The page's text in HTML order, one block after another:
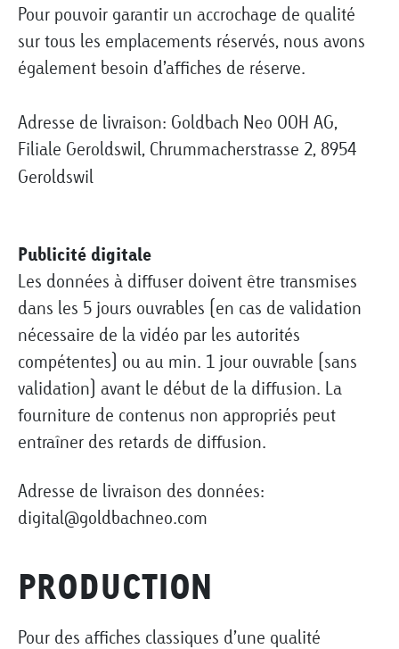
Pour pouvoir garantir un accrochage de qualité
sur tous les emplacements réservés, nous avons
également besoin d’affiches de réserve.
Adresse de livraison: Goldbach Neo OOH AG,
Filiale Geroldswil, Chrummacherstrasse 2, 8954
Geroldswil
Publicité digitale
Les données à diffuser doivent être transmises
dans les 5 jours ouvrables (en cas de validation
nécessaire de la vidéo par les autorités
compétentes) ou au min. 1 jour ouvrable (sans
validation) avant le début de la diffusion. La
fourniture de contenus non appropriés peut
entraîner des retards de diffusion.
Adresse de livraison des données:
digital@goldbachneo.com
PRODUCTION
Pour des affiches classiques d’une qualité